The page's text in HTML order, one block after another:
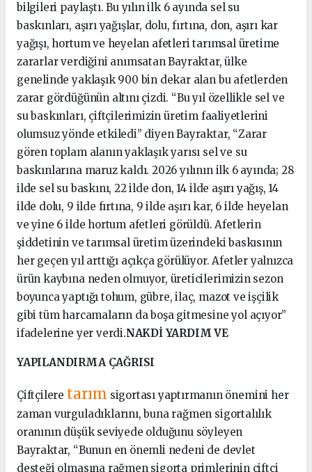
bilgileri paylaştı. Bu yılın ilk 6 ayında sel su
baskınları, aşırı yağışlar, dolu, fırtına, don, aşırı kar
yağışı, hortum ve heyelan afetleri tarımsal üretime
zararlar verdiğini anımsatan Bayraktar, ülke
genelinde yaklaşık 900 bin dekar alan bu afetlerden
zarar gördüğünün altını çizdi. “Bu yıl özellikle sel ve
su baskınları, çiftçilerimizin üretim faaliyetlerini
olumsuz yönde etkiledi” diyen Bayraktar, “Zarar
gören toplam alanın yaklaşık yarısı sel ve su
baskınlarına maruz kaldı. 2026 yılının ilk 6 ayında; 28
ilde sel su baskını, 22 ilde don, 14 ilde aşırı yağış, 14
ilde dolu, 9 ilde fırtına, 9 ilde aşırı kar, 6 ilde heyelan
ve yine 6 ilde hortum afetleri görüldü. Afetlerin
şiddetinin ve tarımsal üretim üzerindeki baskısının
her geçen yıl arttığı açıkça görülüyor. Afetler yalnızca
ürün kaybına neden olmuyor, üreticilerimizin sezon
boyunca yaptığı tohum, gübre, ilaç, mazot ve işçilik
gibi tüm harcamaların da boşa gitmesine yol açıyor”
ifadelerine yer verdi.NAKDİ YARDIM VE
YAPILANDIRMA ÇAĞRISI
Çiftçilere tarım sigortası yaptırmanın önemini her
zaman vurguladıklarını, buna rağmen sigortalılık
oranının düşük seviyede olduğunu söyleyen
Bayraktar, “Bunun en önemli nedeni de devlet
desteği olmasına rağmen sigorta primlerinin çiftçi